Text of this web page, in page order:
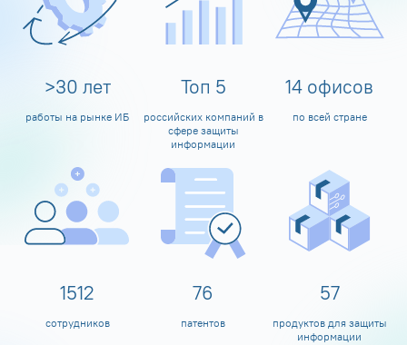
>30 лет
работы на рынке ИБ
Топ 5
российских компаний в
сфере защиты
информации
14 офисов
по всей стране
1600
сотрудников
80
патентов
60
продуктов для защиты
информации